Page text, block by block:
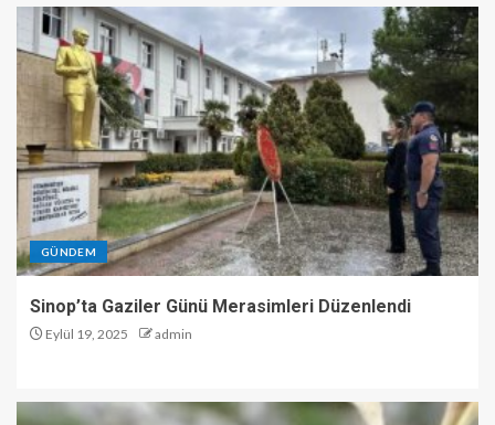
GÜNDEM
Sinop’ta Gaziler Günü Merasimleri Düzenlendi
Eylül 19, 2025 admin